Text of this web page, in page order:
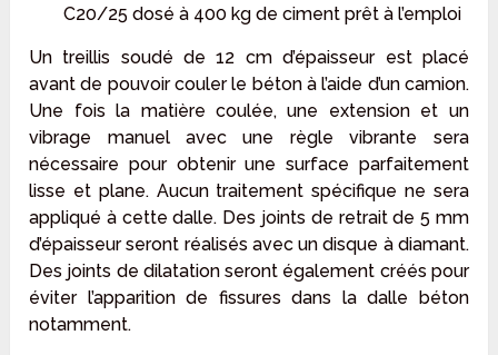
C20/25 dosé à 400 kg de ciment prêt à l’emploi
Un treillis soudé de 12 cm d’épaisseur est placé
avant de pouvoir couler le béton à l’aide d’un camion.
Une fois la matière coulée, une extension et un
vibrage manuel avec une règle vibrante sera
nécessaire pour obtenir une surface parfaitement
lisse et plane. Aucun traitement spécifique ne sera
appliqué à cette dalle. Des joints de retrait de 5 mm
d’épaisseur seront réalisés avec un disque à diamant.
Des joints de dilatation seront également créés pour
éviter l’apparition de fissures dans la dalle béton
notamment.